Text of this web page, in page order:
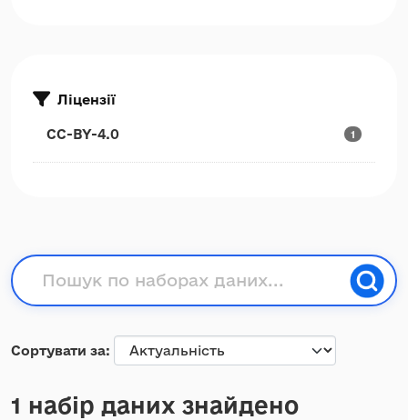
Ліцензії
CC-BY-4.0 1
Сортувати за
1 набір даних знайдено